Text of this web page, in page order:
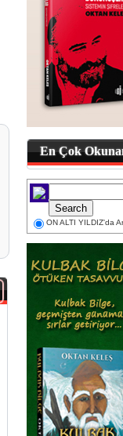
En Çok
ON ALTI YILDIZ'da